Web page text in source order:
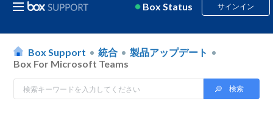
Box Status サインイン
Box Support 統合
製品アップデート
Box For Microsoft Teams